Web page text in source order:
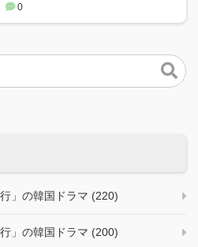
0
」の韓国ドラマ (220)
」の韓国ドラマ (200)